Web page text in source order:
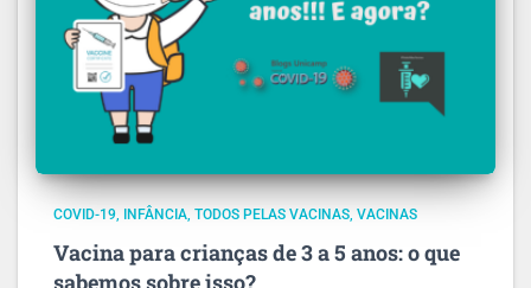
COVID-19 INFÂNCIA TODOS PELAS VACINAS VACINAS
Vacina para crianças de 3 a 5 anos: o que